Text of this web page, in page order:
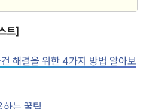
트]
해결을 위한 4가지 방법 알아보
는 꿀팁